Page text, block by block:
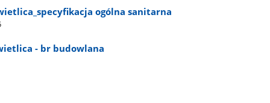
ogólna sanitarna
- br budowlana